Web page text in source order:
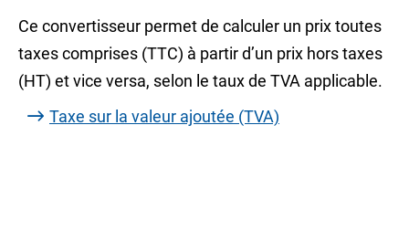
Ce convertisseur permet de calculer un prix toutes
taxes comprises (TTC) à partir d’un prix hors taxes
(HT) et vice versa, selon le taux de TVA applicable.
Taxe sur la valeur ajoutée (TVA)